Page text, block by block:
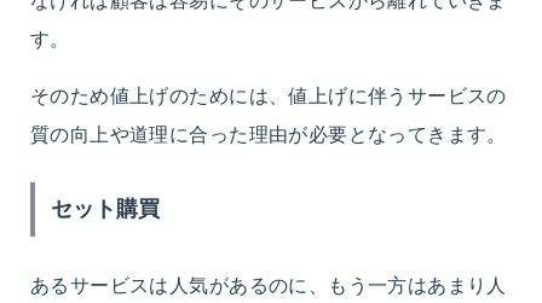
す。
そのため値上げのためには、値上げに伴うサービスの
質の向上や道理に合った理由が必要となってきます。
セット購買
あるサービスは人気があるのに、もう一方はあまり人